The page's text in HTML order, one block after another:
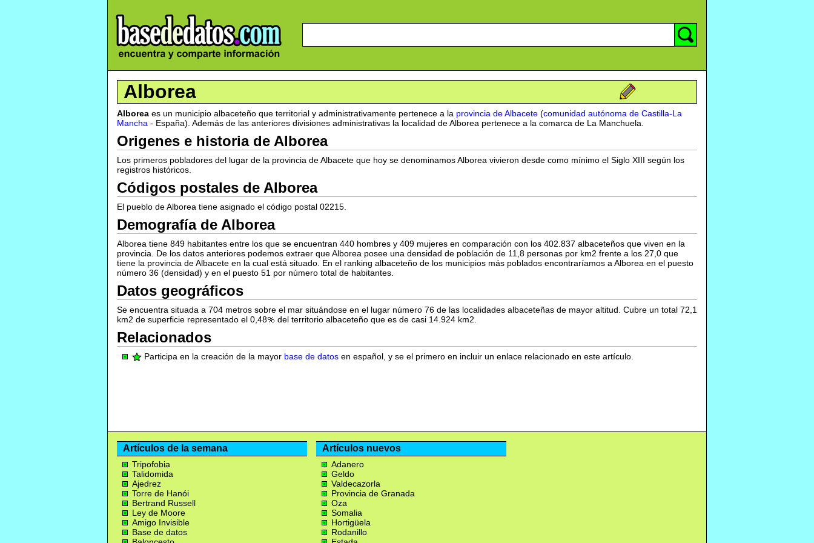
Alborea
Alborea es un municipio albaceteño que territorial y administrativamente pertenece a la provincia de Albacete (comunidad autónoma de Castilla-La
Mancha - España). Además de las anteriores divisiones administrativas la localidad de Alborea pertenece a la comarca de La Manchuela.
Origenes e historia de Alborea
Los primeros pobladores del lugar de la provincia de Albacete que hoy se denominamos Alborea vivieron desde como mínimo el Siglo XIII según los
registros históricos.
Códigos postales de Alborea
El pueblo de Alborea tiene asignado el código postal 02215.
Demografía de Alborea
Alborea tiene 849 habitantes entre los que se encuentran 440 hombres y 409 mujeres en comparación con los 402.837 albaceteños que viven en la
provincia. De los datos anteriores podemos extraer que Alborea posee una densidad de población de 11,8 personas por km2 frente a los 27,0 que
tiene la provincia de Albacete en la cual está situado. En el ranking albaceteño de los municipios más poblados encontraríamos a Alborea en el puesto
número 36 (densidad) y en el puesto 51 por número total de habitantes.
Datos geográficos
Se encuentra situada a 704 metros sobre el mar situándose en el lugar número 76 de las localidades albaceteñas de mayor altitud. Cubre un total 72,1
km2 de superficie representado el 0,48
del territorio albaceteño que es de casi 14.924 km2.
Relacionados
Participa en la creación de la mayor base de datos en español, y se el primero en incluir un enlace relacionado en este artículo.
Artículos de la semana
Tripofobia
Talidomida
Ajedrez
Torre de Hanói
Bertrand Russell
Ley de Moore
Amigo Invisible
Base de datos
Artículos nuevos
Adanero
Geldo
Valdecazorla
Provincia de Granada
Oza
Somalia
Hortigüela
Rodanillo